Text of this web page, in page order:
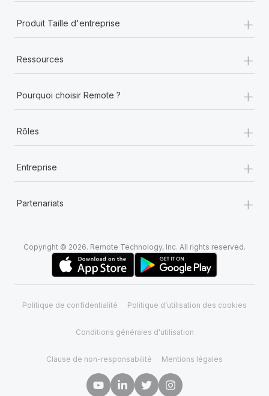
Produit Taille d'entreprise +
Ressources +
Pourquoi choisir Remote ? +
Rôles +
Entreprise +
Partenariats +
Copyright © 2026. Remote Technology, Inc. All rights reserved.
Politique de confidentialité Politique d’utilisation des cookies
Conditions générales d'utilisation
Clause de non-responsabilité Mentions légales